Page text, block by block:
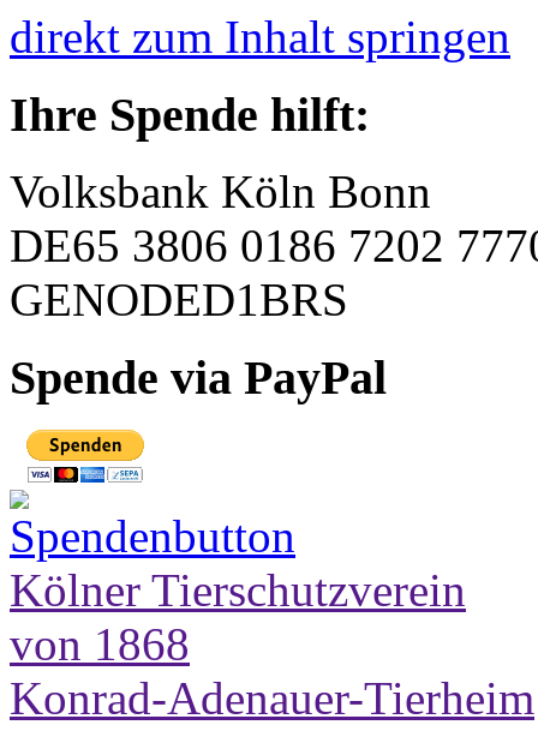
direkt zum Inhalt springen
Ihre Spende hilft:
Volksbank Köln Bonn
DE65 3806 0186 7202
GENODED1BRS
Spende via PayPal
Kölner Tierschutzverein
von 1868
Konrad-Adenauer-Tierheim